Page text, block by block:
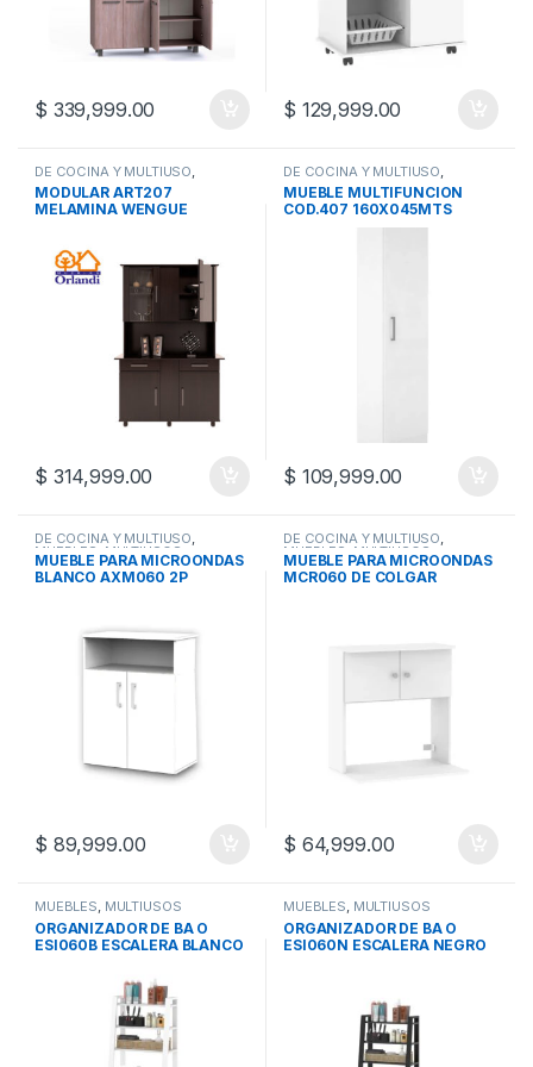
$ 339,999.00 $ 129,999.00
DE COCINA Y MULTIUSO
MUEBLES ,MULTIUSOS
MODULAR ART207
MELAMINA WENGUE
$ 314,999.00
DE COCINA Y MULTIUSO
MUEBLES , MULTIUSOS
MUEBLE MULTIFUNCION
COD.407 160X045MTS
$ 109,999.00
DE COCINA Y MULTIUSO,
MUEBLES ,MULTIUSOS
MUEBLE PARA MICROONDAS
BLANCO AXM060 2P
$ 89,999.00
DE COCINA Y MULTIUSO,
MUEBLES ,MULTIUSOS
MUEBLE PARA MICROONDAS
MCR060 DE COLGAR
$ 64,999.00
MUEBLES, MULTIUSOS
ORGANIZADOR DE BA O
ESI060B ESCALERA BLANCO
MUEBLES, MULTIUSOS
ORGANIZADOR DE BA O
ESI060N ESCALERA NEGRO